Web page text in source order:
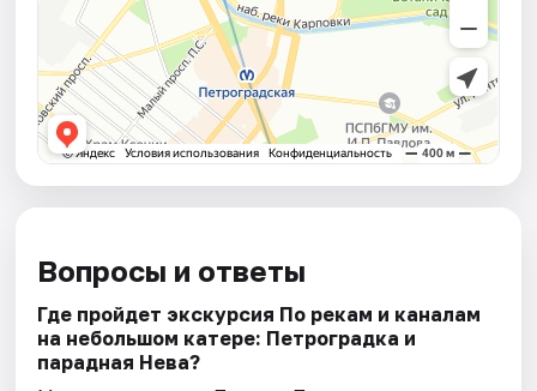
Вопросы и ответы
Где пройдет экскурсия По рекам и каналам
на небольшом катере: Петроградка и
парадная Нева?